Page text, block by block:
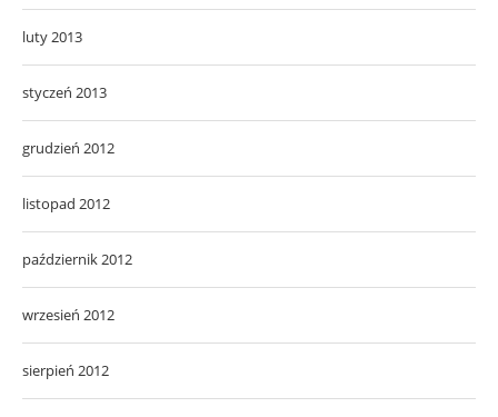
luty 2013
styczeń 2013
grudzień 2012
listopad 2012
październik 2012
wrzesień 2012
sierpień 2012